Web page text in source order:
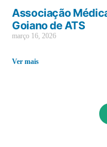
Associação
Goiano de ATS
março 16, 2026
Ver mais